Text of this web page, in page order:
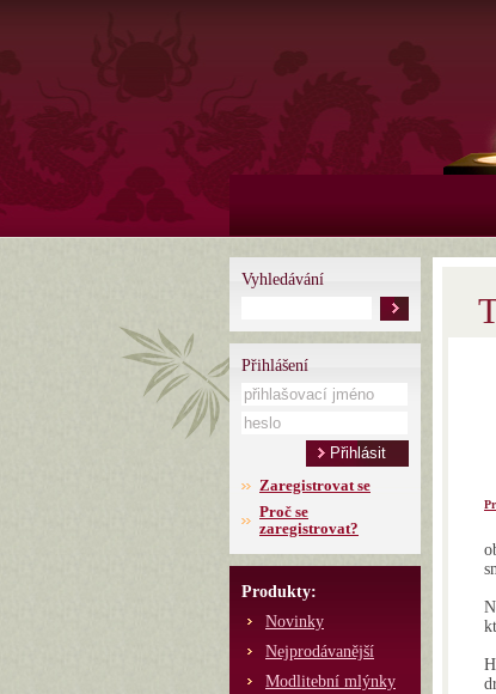
Vyhledávání
Přihlášení
Zaregistrovat se
Proč se
zaregistrovat?
Produkty:
Novinky
Nejprodávanější
Modlitební mlýnky